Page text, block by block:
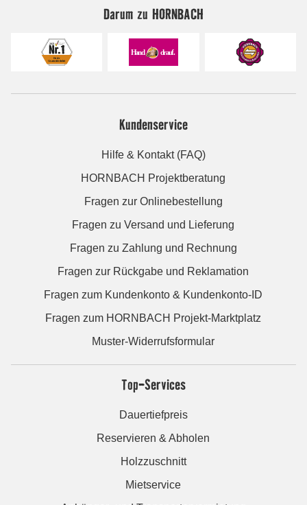
Darum zu HORNBACH
Kundenservice
Hilfe & Kontakt (FAQ)
HORNBACH Projektberatung
Fragen zur Onlinebestellung
Fragen zu Versand und Lieferung
Fragen zu Zahlung und Rechnung
Fragen zur Rückgabe und Reklamation
Fragen zum Kundenkonto & Kundenkonto-ID
Fragen zum HORNBACH Projekt-Marktplatz
Muster-Widerrufsformular
Top-Services
Dauertiefpreis
Reservieren & Abholen
Holzzuschnitt
Mietservice